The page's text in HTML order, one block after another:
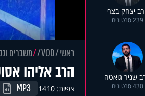
יצחק בצרי
239 סרטונים
שניר גואטה
430 סרטונים
ראשי VOD משברים
הרב אליהו
צפיות: 1410 MP3